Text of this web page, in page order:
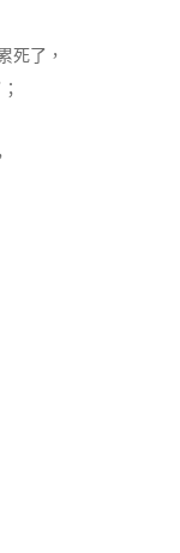
死了，